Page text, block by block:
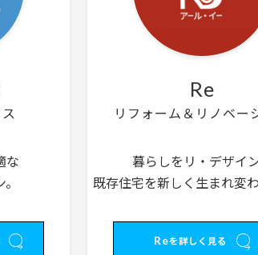
な
Re
リフォーム＆リノベー
暮らしをリ・デザイン
既存住宅を新しく生まれ変わ
Reを詳しく見る